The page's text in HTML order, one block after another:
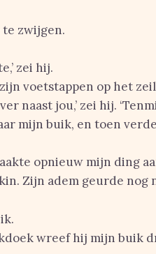
zwijgen.
zei hij.
voetstappen op het
naast jou,’ zei hij.
mijn buik, en toen
opnieuw mijn ding
Zijn adem geurde nog
wreef hij mijn buik